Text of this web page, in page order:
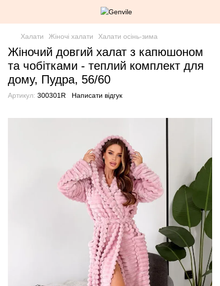
Халати Жіночі халати Халати осінь-зима
Жіночий довгий халат з капюшоном
та чобітками - теплий комплект для
дому, Пудра, 56/60
Артикул: 300301R Написати відгук